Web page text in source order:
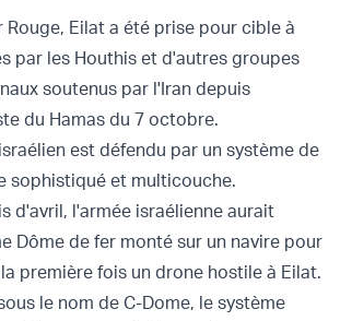
Rouge, Eilat a été prise pour cible à
par les Houthis et d'autres groupes
soutenus par l'Iran depuis
du Hamas du 7 octobre.
est défendu par un système de
sophistiqué et multicouche.
d'avril, l'armée israélienne aurait
Dôme de fer monté sur un navire pour
première fois un drone hostile à Eilat.
le nom de C-Dome, le système